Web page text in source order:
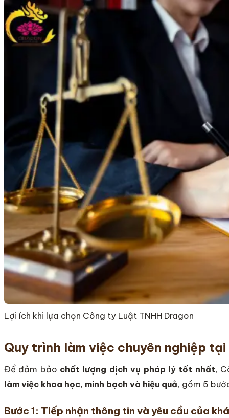
Lợi ích khi lựa chọn Công ty Luật TNHH Dragon
Quy trình làm việc chuyên nghiệp
Để đảm bảo chất lượng dịch vụ pháp lý tốt nhất,
làm việc khoa học, minh bạch và hiệu quả, gồm 5
Bước 1: Tiếp nhận thông tin và yêu cầu của